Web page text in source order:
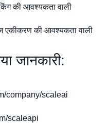
की आवश्यकता वाली
एकीकरण की आवश्यकता वाली
जानकारी:
company/scaleai
scaleapi